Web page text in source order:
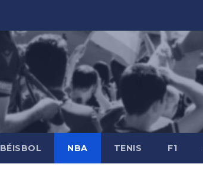
BÉISBOL NBA TENIS F1